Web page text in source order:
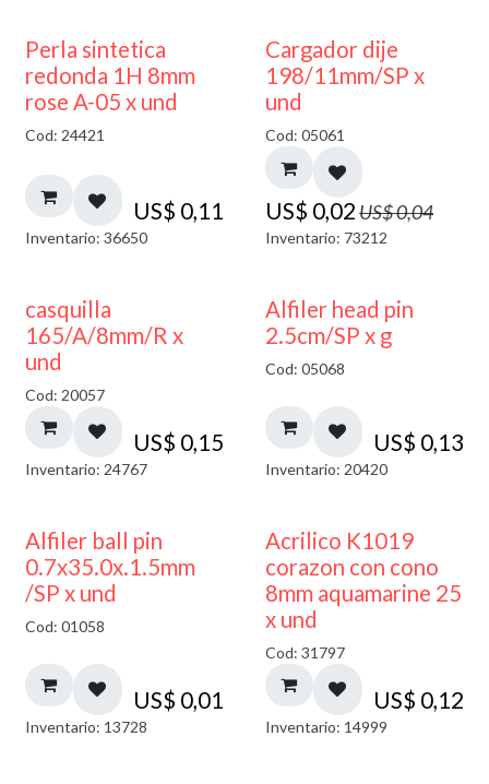
Perla sintetica
redonda 1H 8mm
rose A-05 x und
Cod: 24421
US$ 0,11
Inventario: 36650
50% DESCUENTO
Cargador dije
198/11mm/SP x
und
Cod: 05061
US$ 0,02US$0,04
Inventario: 73212
casquilla
165/A/8mm/R x
und
Cod: 20057
US$ 0,15
Inventario: 24767
Alfiler head pin
2.5cm/SP x g
Cod: 05068
US$ 0,13
Inventario: 20420
Alfiler ball pin
0.7x35.0x.1.5mm
/SP x und
Cod: 01058
US$ 0,01
Inventario: 13728
Acrilico K1019
corazon con cono
8mm aquamarine 25
x und
Cod: 31797
US$ 0,12
Inventario: 14999